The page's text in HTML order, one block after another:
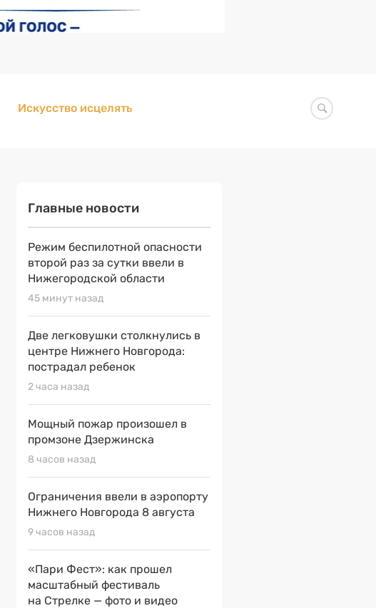
Искусство исцелять
Главные новости
Режим беспилотной опасности
второй раз за сутки ввели в
Нижегородской области
45 минут назад
Две легковушки столкнулись в
центре Нижнего Новгорода:
пострадал ребенок
2 часа назад
Мощный пожар произошел в
промзоне Дзержинска
8 часов назад
Ограничения ввели в аэропорту
Нижнего Новгорода 8 августа
9 часов назад
«Пари Фест»: как прошел
масштабный фестиваль
на Стрелке — фото и видео